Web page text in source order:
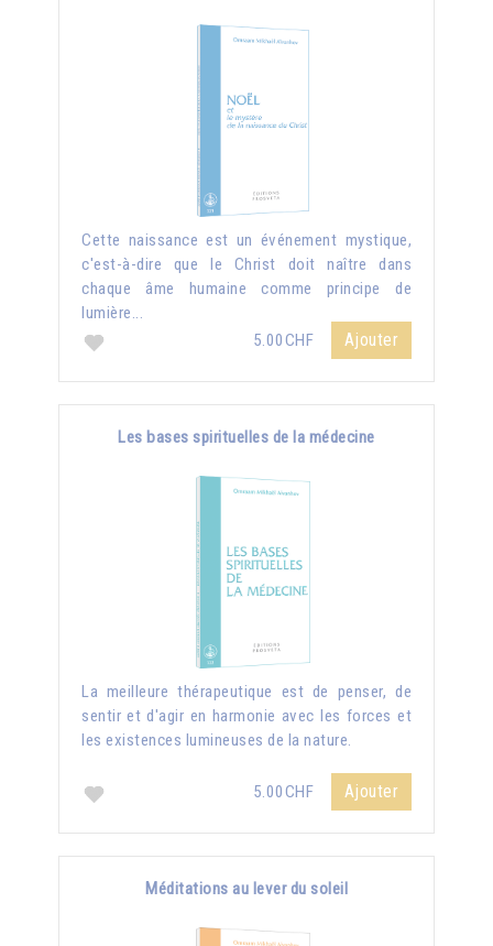
Cette naissance est un événement mystique,
c'est-à-dire que le Christ doit naître dans
chaque âme humaine comme principe de
lumière...
5.00CHF
Ajouter
Les bases spirituelles de la médecine
La meilleure thérapeutique est de penser, de
sentir et d'agir en harmonie avec les forces et
les existences lumineuses de la nature.
5.00CHF Ajouter
Méditations au lever du soleil